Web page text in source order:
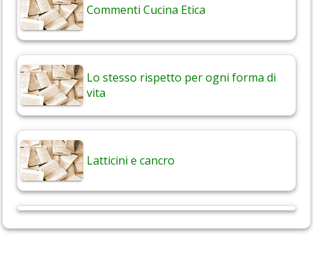
Commenti Cucina Etica
Lo stesso rispetto per ogni forma di
vita
Latticini e cancro